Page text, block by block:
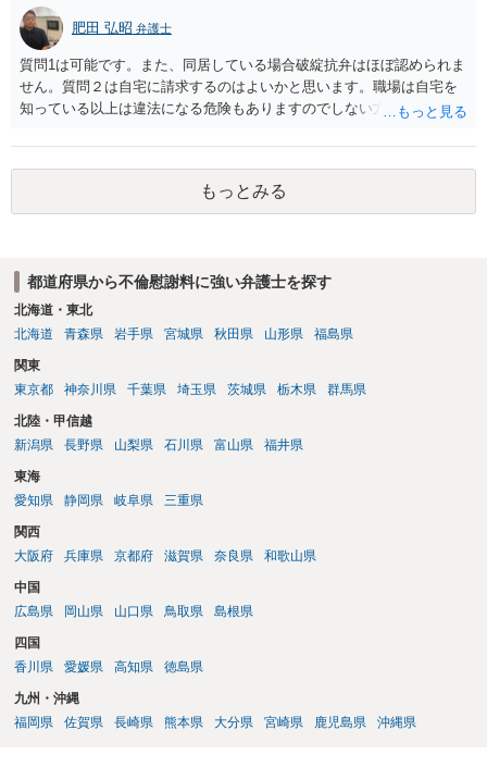
肥田 弘昭 弁護士
質問1は可能です。また、同居している場合破綻抗弁はほぼ認められま
せん。質問２は自宅に請求するのはよいかと思います。職場は自宅を
知っている以上は違法になる危険もありますのでしない方が良いで
かと思います。有責配偶者ですので相手方からの離婚は拒否しても仮
に訴訟されても法的に成立しません。質問５は認知すると養育費支払
い、相続権が発生します。合意があれば法的に可能ですが法律で強制
することはできません。質問６は可能です。質問７は不貞行為の写真
もっとみる
都道府県から不倫慰謝料に強い弁護士を探す
北海道・東北
北海道
青森県 岩手県 宮城県 秋田県 山形県 福島県
関東
東京都
神奈川県 千葉県 埼玉県 茨城県 栃木県 群馬県
北陸・甲信越
新潟県
長野県 山梨県 石川県 富山県 福井県
東海
愛知県
静岡県 岐阜県 三重県
関西
大阪府
兵庫県 京都府 滋賀県 奈良県 和歌山県
中国
広島県
岡山県 山口県 鳥取県 島根県
四国
香川県
愛媛県 高知県 徳島県
九州・沖縄
福岡県
佐賀県 長崎県 熊本県 大分県 宮崎県 鹿児島県 沖縄県